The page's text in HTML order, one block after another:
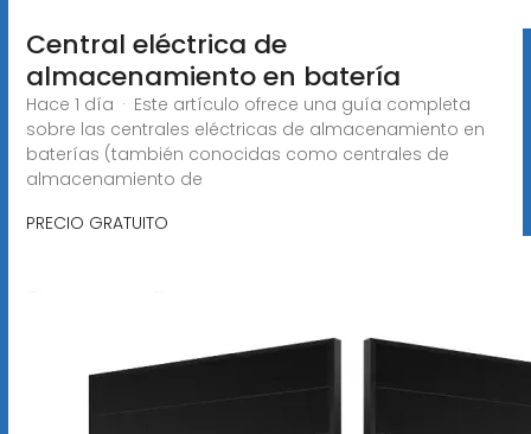
Central eléctrica de
almacenamiento en batería
Hace 1 día · Este artículo ofrece una guía completa
sobre las centrales eléctricas de almacenamiento en
baterías (también conocidas como centrales de
almacenamiento de
PRECIO GRATUITO